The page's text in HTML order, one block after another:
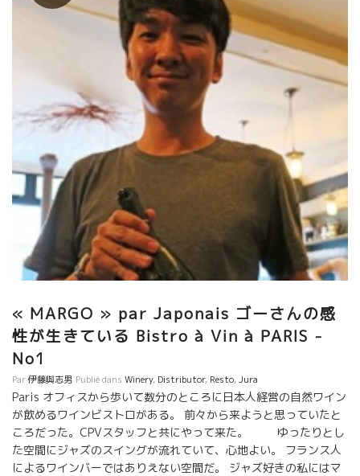
« MARGO » par Japonais ゴーさんの感
性が生きている Bistro à Vin à PARIS -
No1
Par伊藤與志男 Publié dans Winery, Distributor, Resto,Jura
Paris オフィスから歩いて数分のところに日本人経営の自然ワイン
が飲めるワインビストロがある。 前々から来ようと思っていたと
ころだった。CPVスタッフと共にやって来た。 ゆったりとし
た空間にジャズのスイングが流れていて、心地よい。 フランス人
によるワインバーではありえない空間だ。 ジャズ好きの私にはマ